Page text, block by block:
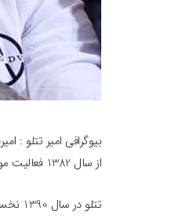
از سال 1382 فعالیت موسیقی را شروع کرد و خیلی زود توانست به شهرت زیادی دست پیدا کند .